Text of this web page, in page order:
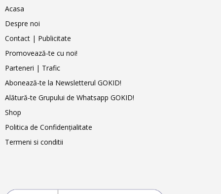
Acasa
Despre noi
Contact | Publicitate
Promovează-te cu noi!
Parteneri | Trafic
Abonează-te la Newsletterul GOKID!
Alătură-te Grupului de Whatsapp GOKID!
Shop
Politica de Confidențialitate
Termeni si conditii